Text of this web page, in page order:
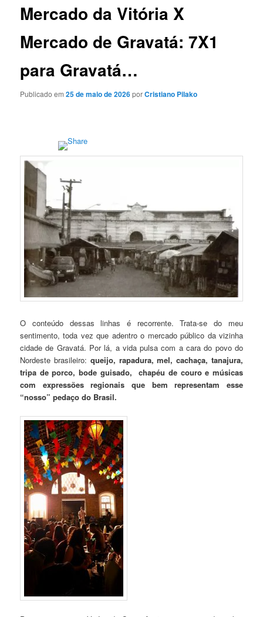
Mercado da Vitória X
Mercado de Gravatá: 7X1
para Gravatá…
Publicado em25 de maio de 2026porCristiano Pilako
O conteúdo dessas linhas é recorrente. Trata-se do meu
sentimento, toda vez que adentro o mercado público da vizinha
cidade de Gravatá. Por lá, a vida pulsa com a cara do povo do
Nordeste brasileiro: queijo, rapadura, mel, cachaça, tanajura,
tripa de porco, bode guisado, chapéu de couro e músicas
com expressões regionais que bem representam esse
“nosso” pedaço do Brasil.